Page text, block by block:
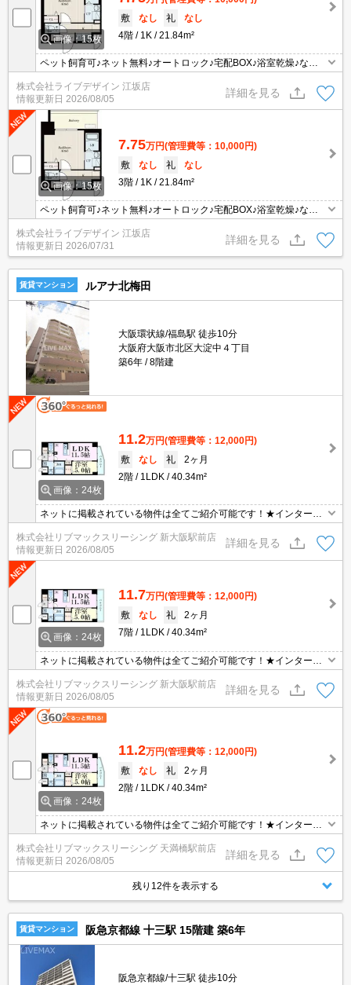
画像：15枚
敷
なし 礼
なし
4階
1K 21.84m²
ペット飼育可♪ネット無料♪オートロック♪宅配BOX♪浴室乾燥♪など
株式会社ライブデザイン 江坂店
情報更新日 2026/08/05
詳細を見る
画像：15枚
7.75万円(管理費等：10,000円)
敷
なし 礼
なし
3階
1K 21.84m²
ペット飼育可♪ネット無料♪オートロック♪宅配BOX♪浴室乾燥♪など
株式会社ライブデザイン 江坂店
情報更新日 2026/07/31
詳細を見る
賃貸マンション ルアナ北梅田
大阪環状線/福島駅 徒歩10分
大阪府大阪市北区大淀中４丁目
築6年
8階建
画像：24枚
11.2万円(管理費等：12,000円)
敷
なし 礼
2ヶ月
2階
1LDK 40.34m²
ネットに掲載されている物件は全てご紹介可能です！★インターネ
ット・Wi-Fi無料★初期費用クレジット決済可能★保証人不要★カウ
ンターキッチン、ウォークインクローゼットあり★角部屋★
株式会社リブマックスリーシング 新大阪駅前店
情報更新日 2026/08/05
詳細を見る
画像：24枚
11.7万円(管理費等：12,000円)
敷
なし 礼
2ヶ月
7階
1LDK 40.34m²
ネットに掲載されている物件は全てご紹介可能です！★インターネ
ット・Wi-Fi無料★初期費用クレジット決済可能★保証人不要★カウ
ンターキッチン、ウォークインクローゼットあり★2人入居可★
株式会社リブマックスリーシング 新大阪駅前店
情報更新日 2026/08/05
詳細を見る
画像：24枚
11.2万円(管理費等：12,000円)
敷
なし 礼
2ヶ月
2階
1LDK 40.34m²
ネットに掲載されている物件は全てご紹介可能です！★インターネ
ット・Wi-Fi無料★初期費用クレジット決済可能★保証人不要★カウ
ンターキッチン、ウォークインクローゼットあり★角部屋★
株式会社リブマックスリーシング 天満橋駅前店
情報更新日 2026/08/05
詳細を見る
残り12件を表示する
賃貸マンション 阪急京都線 十三駅 15階建 築6年
阪急京都線/十三駅 徒歩10分